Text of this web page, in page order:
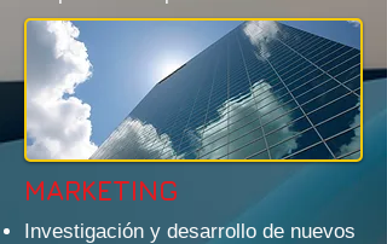
MARKETING
Investigación y desarrollo de nuevos